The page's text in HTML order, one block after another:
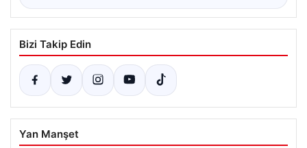
Bizi Takip Edin
Yan Manşet